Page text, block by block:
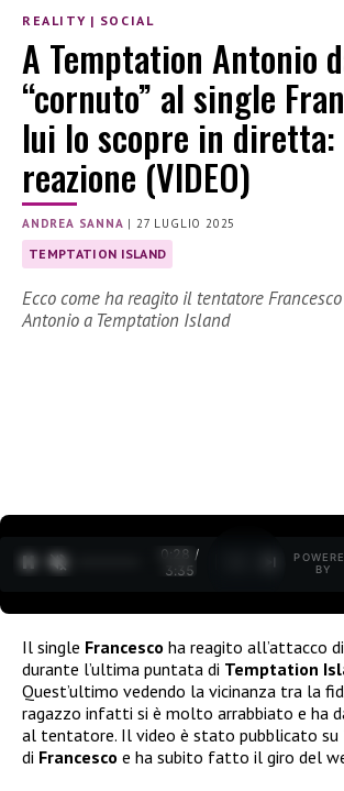
REALITY | SOCIAL
A Temptation Antonio
“cornuto” al single
lui lo scopre in diretta:
reazione (VIDEO)
ANDREA SANNA |27 LUGLIO 2025
TEMPTATION ISLAND
Ecco come ha reagito il tentatore
Antonio a Temptation Island
0:29 /
3:35
BY
Il single Francesco ha reagito all’attacco di
durante l’ultima puntata di Temptation
Quest’ultimo vedendo la vicinanza tra la
ragazzo infatti si è molto arrabbiato e ha
al tentatore. Il video è stato pubblicato su
di Francesco e ha subito fatto il giro del